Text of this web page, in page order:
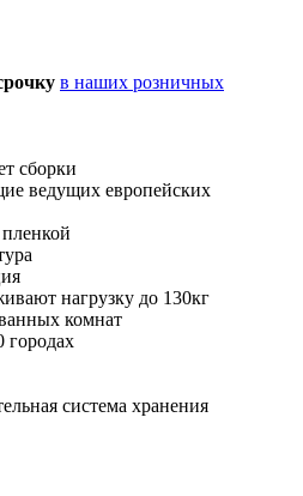
в наших розничных
сборки
ведущих европейских
нагрузку до 130кг
комнат
городах
система хранения